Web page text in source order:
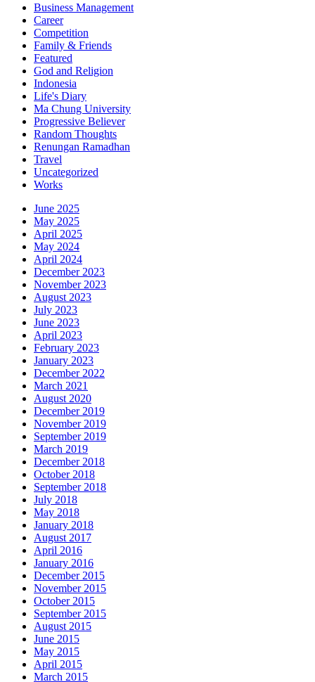
Business Management
Career
Competition
Family & Friends
Featured
God and Religion
Indonesia
Life's Diary
Ma Chung University
Progressive Believer
Random Thoughts
Renungan Ramadhan
Travel
Uncategorized
Works
June 2025
May 2025
April 2025
May 2024
April 2024
December 2023
November 2023
August 2023
July 2023
June 2023
April 2023
February 2023
January 2023
December 2022
March 2021
August 2020
December 2019
November 2019
September 2019
March 2019
December 2018
October 2018
September 2018
July 2018
May 2018
January 2018
August 2017
April 2016
January 2016
December 2015
November 2015
October 2015
September 2015
August 2015
June 2015
May 2015
April 2015
March 2015